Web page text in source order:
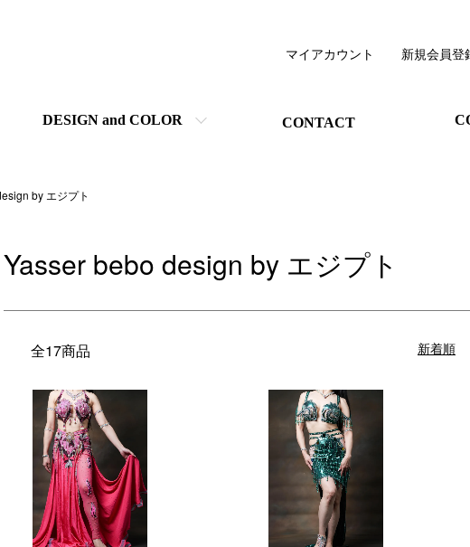
DESIGN and COLOR CONTACT
マイアカウント 新規会員登
by エジプト
Yasser bebo design by エジプト
全17商品 新着順